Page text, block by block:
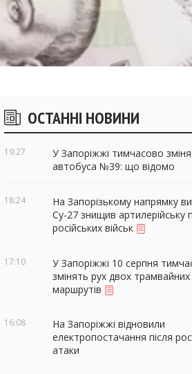
Бічні
віджети
ОСТАННІ НОВИНИ
19:27
У Запоріжжі тимчасово
автобуса №39: що відомо
18:24
На Запорізькому напрямку
Су-27 знищив артилерійську
російських військ
17:10
У Запоріжжі 10 серпня
змінять рух двох трамвайних
маршрутів
16:08
На Запоріжжі відновили
електропостачання після
атаки